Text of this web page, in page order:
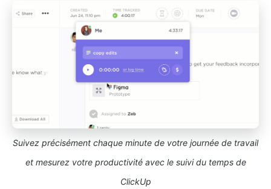
Suivez précisément chaque minute de votre journée de travail
et mesurez votre productivité avec le suivi du temps de
ClickUp